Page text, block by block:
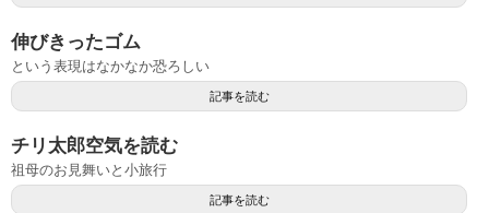
伸びきったゴム
という表現はなかなか恐ろしい
記事を読む
チリ太郎空気を読む
祖母のお見舞いと小旅行
記事を読む